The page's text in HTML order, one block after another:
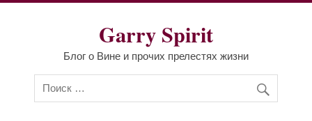
Перейти
Garry Spirit
Блог о Вине и прочих прелестях жизни